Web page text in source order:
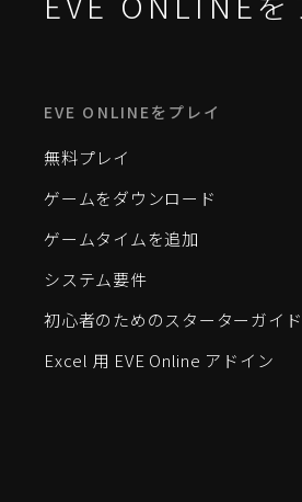
EVE ONLINEをプレイ
無料プレイ
ゲームをダウンロード
ゲームタイムを追加
システム要件
初心者のためのスターターガイド
Excel 用 EVE Online アドイン